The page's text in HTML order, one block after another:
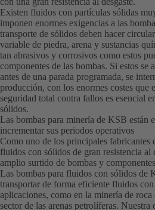
Existen fluidos con partículas sólidas
imponen enormes exigencias a las
transporte de sólidos deben hacer
variable de piedra, arena y sustancias
tan abrasivos y corrosivos como estos
componentes de las bombas. Si estos se
antes de una parada programada, se
producción, con los enormes costes que
seguridad total contra fallos es esencial
sólidos.
Las bombas para minería de KSB están
incrementar sus periodos operativos
Como uno de los principales fabricantes
fluidos con sólidos de gran resistencia al
amplio surtido de bombas y
Las bombas para fluidos con sólidos de
transportar de forma eficiente fluidos
aplicaciones, como en la minería de
sector de las arenas petrolíferas.